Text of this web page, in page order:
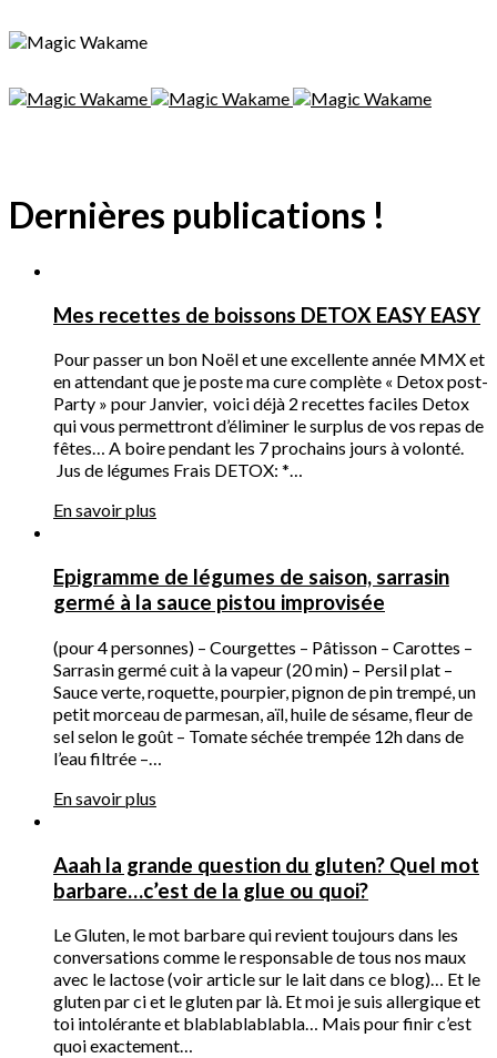
Dernières publications !
Mes recettes de boissons DETOX EASY EASY
Pour passer un bon Noël et une excellente année MMX et
en attendant que je poste ma cure complète « Detox post-
Party » pour Janvier, voici déjà 2 recettes faciles Detox
qui vous permettront d’éliminer le surplus de vos repas de
fêtes… A boire pendant les 7 prochains jours à volonté.
Jus de légumes Frais DETOX: *…
En savoir plus
Epigramme de légumes de saison, sarrasin
germé à la sauce pistou improvisée
(pour 4 personnes) – Courgettes – Pâtisson – Carottes –
Sarrasin germé cuit à la vapeur (20 min) – Persil plat –
Sauce verte, roquette, pourpier, pignon de pin trempé, un
petit morceau de parmesan, aïl, huile de sésame, fleur de
sel selon le goût – Tomate séchée trempée 12h dans de
l’eau filtrée –…
En savoir plus
Aaah la grande question du gluten? Quel mot
barbare…c’est de la glue ou quoi?
Le Gluten, le mot barbare qui revient toujours dans les
conversations comme le responsable de tous nos maux
avec le lactose (voir article sur le lait dans ce blog)… Et le
gluten par ci et le gluten par là. Et moi je suis allergique et
toi intolérante et blablablablabla… Mais pour finir c’est
quoi exactement…